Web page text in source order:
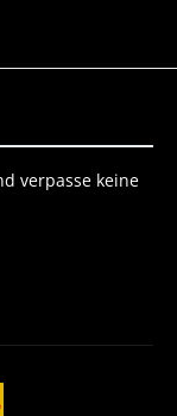
verpasse keine